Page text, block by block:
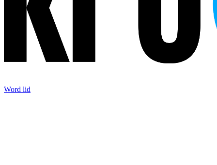
Word lid